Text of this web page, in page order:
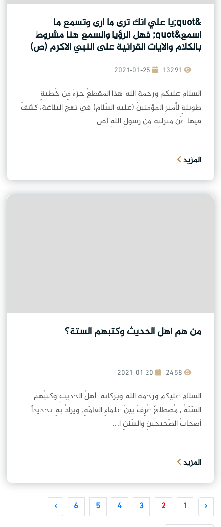
&quot;يا علي انك ترى ما ارى وتسمع ما
اسمع&quot; فهل الرؤيا والسمع هنا مشروط
بالكلام والايات القرأنية على النبي الاكرم (ص)
2021-01-25
السلام عليكم ورحمة الله هذا المقطعُ جزءٌ مِن خُطبةٍ
طويلةٍ لأميرِ المؤمنينَ (عليه السّلام) في نهجِ البلاغةِ، كشفَ
فيها عَن منزلتِه مِن رسولِ اللهِ (ص...
المزيد
من هم أهل الحديث وكتبهم الستة؟
2021-01-20
السلام عليكم ورحمة الله وبركاته: أهلُ الحديثِ وكتبُهم
السّتّةُ , مُصطلحٌ عُرِفَ بينَ علماءِ العامّةِ, ويُرادُ بهِ تحديداً
أصحابُ الصّحيحينِ والسّننِ ا...
المزيد
‹
1
2
3
4
5
6
›